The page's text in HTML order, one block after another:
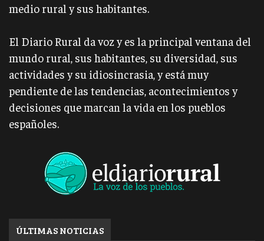
medio rural y sus habitantes.
El Diario Rural da voz y es la principal ventana del
mundo rural, sus habitantes, su diversidad, sus
actividades y su idiosincrasia, y está muy
pendiente de las tendencias, acontecimientos y
decisiones que marcan la vida en los pueblos
españoles.
ÚLTIMAS NOTICIAS